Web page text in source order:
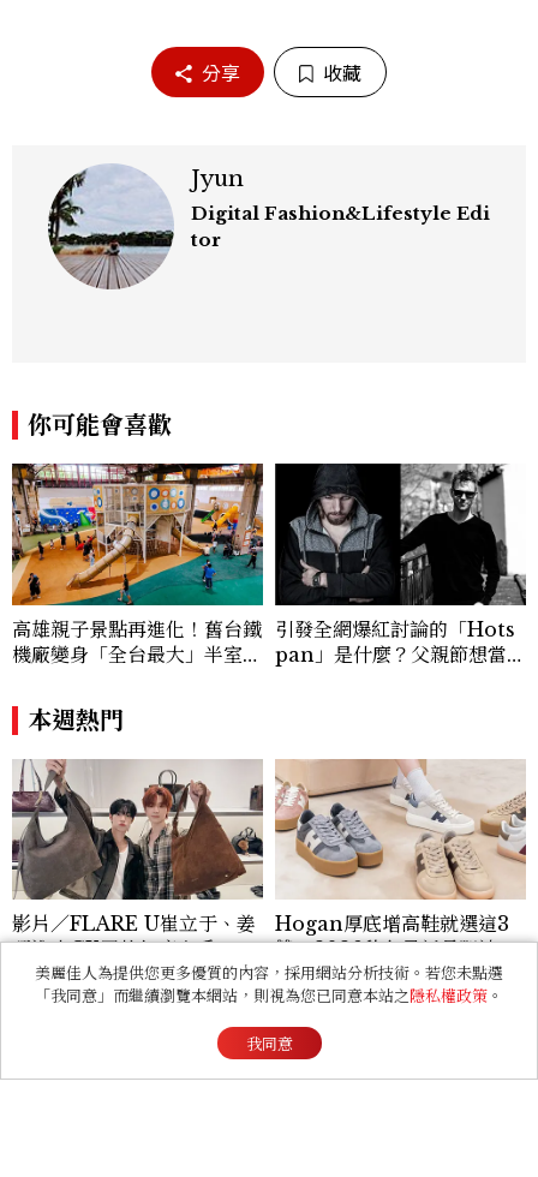
分享 收藏
Jyun
Digital Fashion&Lifestyle Edi
tor
你可能會喜歡
高雄親子景點再進化！舊台鐵
機廠變身「全台最大」半室內
費玩到飽
引發全網爆紅討論的「Hots
pan」是什麼？父親節想當天
本週熱門
影片／FLARE U崔立于、姜
玗進小CK同款無痛入手！身
上這款CHARLES & KEIT
H大包好燒
Hogan厚底增高鞋就選這3
雙！2026秋冬最新長腿神
器：隱形增高選這款、H Lo
go不一樣了？
看過此篇文章的人也喜歡
ENTERTAINMENT
美麗佳人為提供您更多優質的內容，採用網站分析技術。若您未點選
「我同意」而繼續瀏覽本網站，則視為您已同意本站之隱私權政策 。
我同意